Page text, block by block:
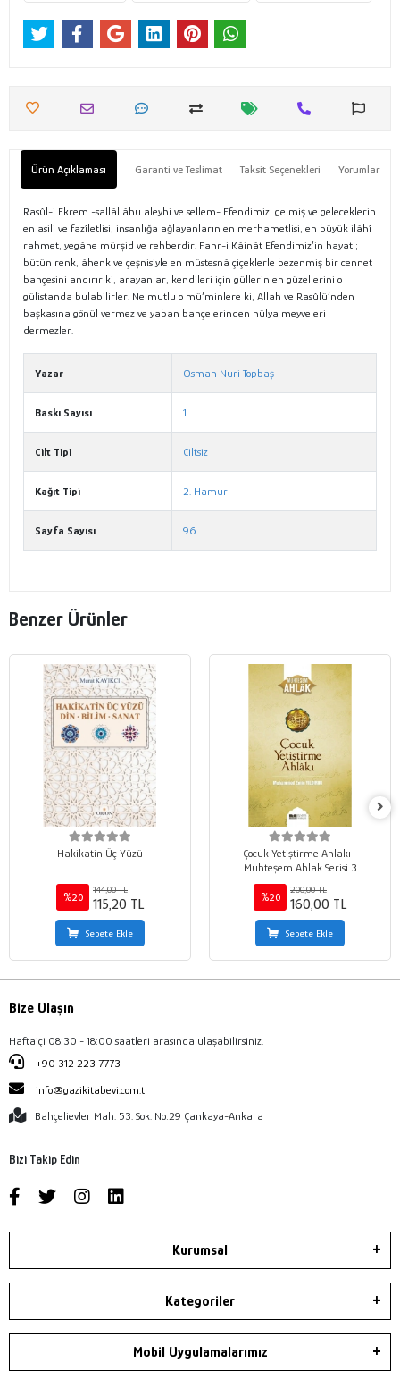
Ürün Açıklaması Garanti ve Teslimat Taksit Seçenekleri Yorumlar
Rasûl-i Ekrem -sallâllâhu aleyhi ve sellem- Efendimiz; gelmiş ve geleceklerin
en asili ve fazîletlisi, insanlığa ağlayanların en merhametlisi, en büyük ilâhî
rahmet, yegâne mürşid ve rehberdir. Fahr-i Kâinât Efendimiz’in hayatı;
bütün renk, âhenk ve çeşnisiyle en müstesnâ çiçeklerle bezenmiş bir cennet
bahçesini andırır ki, arayanlar, kendileri için güllerin en güzellerini o
gülistanda bulabilirler. Ne mutlu o mü’minlere ki, Allah ve Rasûlü’nden
başkasına gönül vermez ve yaban bahçelerinden hülya meyveleri
dermezler.
Yazar Osman Nuri Topbaş
Baskı Sayısı 1
Cilt Tipi Ciltsiz
Kağıt Tipi 2. Hamur
Sayfa Sayısı 96
Benzer Ürünler
Hakikatin Üç Yüzü
%20
144,00 TL
115,20 TL
Sepete Ekle
Çocuk Yetiştirme Ahlakı -
Muhteşem Ahlak Serisi 3
%20
200,00 TL
160,00 TL
Sepete Ekle
Bize Ulaşın
Haftaiçi 08:30 - 18:00 saatleri arasında ulaşabilirsiniz.
+90 312 223 7773
info@gazikitabevi.com.tr
Bahçelievler Mah. 53. Sok. No:29 Çankaya-Ankara
Bizi Takip Edin
Kurumsal
Kategoriler
Mobil Uygulamalarımız